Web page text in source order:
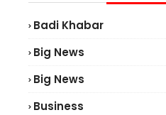
Badi Khabar
Big News
Big News
Business